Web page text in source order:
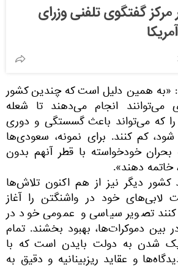
گفتگوی تلفنی وزرای
«به همین دلیل است که چندین کشور
می‌توانند انجام می‌دهند تا شعله
که می‌تواند باعث گسستگی و دوری
کم کنند. برای نمونه، سعودی‌ها
بحران خودخواسته با قطر آنهم بدون
خاتمه دهند».
دیگر نیز از هم اکنون تلاش‌ها
لابی‌های خود در واشنگتن را آغاز
تصویر سیاسی و عمومی خود در
بین دموکرات‌ها، بهبود بخشند. تمام
شدن به دولت بایدن است که با
و عقاید ریزبینانیه و دقیق به